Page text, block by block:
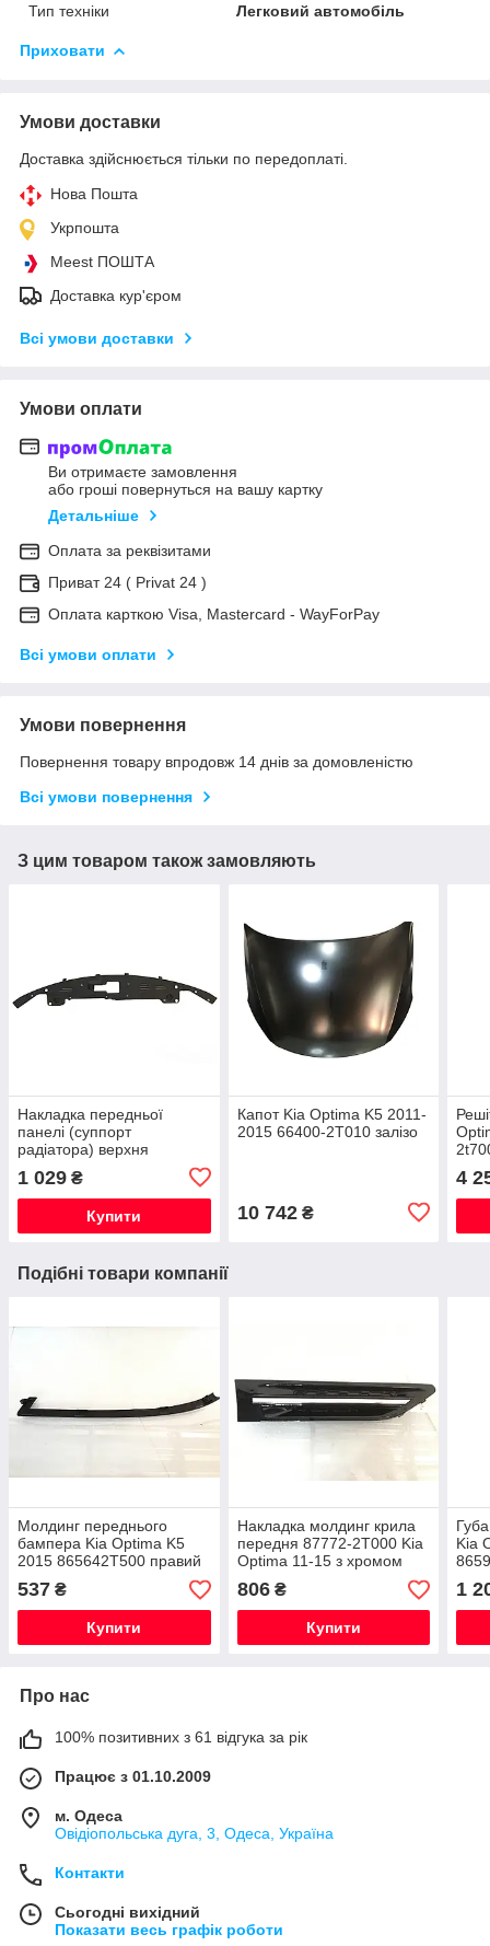
Тип техніки
Легковий автомобіль
Приховати
Умови доставки
Доставка здійснюється тільки по передоплаті.
Нова Пошта
Укрпошта
Meest ПОШТА
Доставка кур'єром
Всі умови доставки
Умови оплати
Ви отримаєте замовлення
або гроші повернуться на вашу картку
Детальніше
Оплата за реквізитами
Приват 24 ( Privat 24 )
Оплата карткою Visa, Mastercard - WayForPay
Всі умови оплати
Умови повернення
Повернення товару впродовж 14 днів за домовленістю
Всі умови повернення
З цим товаром також замовляють
Накладка передньої
панелі (суппорт
радіатора) верхня
863562T000 Kia Optima K5
2015
1 029 ₴
Купити
Капот Kia Optima K5 2011-
2015 66400-2T010 залізо
10 742₴
4
Подібні товари компанії
Молдинг переднього
бампера Kia Optima K5
2015 865642T500 правий
537 ₴
Купити
Накладка молдинг крила
передня 87772-2T000 Kia
Optima 11-15 з хромом
права
806₴
Купити
Kia
1
Про нас
100% позитивних з 61 відгука за рік
Працює з 01.10.2009
м. Одеса
Овідіопольська дуга, 3, Одеса, Україна
Контакти
Сьогодні вихідний
Показати весь графік роботи